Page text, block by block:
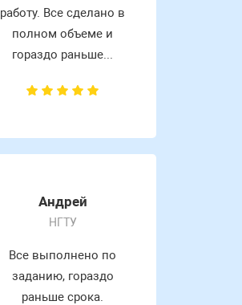
работу. Все сделано в
полном объеме и
гораздо раньше...
Андрей
НГТУ
Все выполнено по
заданию, гораздо
раньше срока.